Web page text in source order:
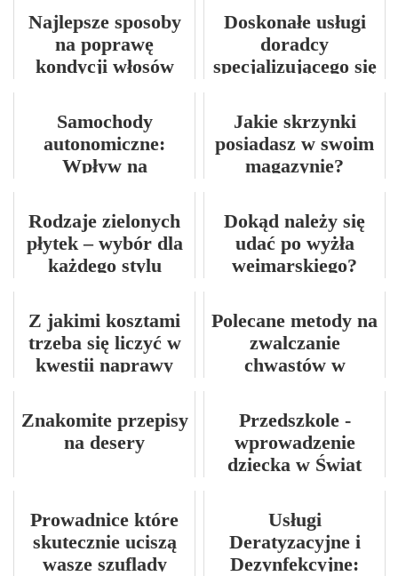
Najlepsze sposoby
na poprawę
kondycji włosów
Doskonałe usługi
doradcy
specjalizującego się
kredytowych
Samochody
autonomiczne:
Wpływ na
przyszłość
transportu
publicznego
Jakie skrzynki
posiadasz w swoim
magazynie?
Rodzaje zielonych
płytek – wybór dla
każdego stylu
Dokąd należy się
udać po wyżła
weimarskiego?
Z jakimi kosztami
trzeba się liczyć w
kwestii naprawy
Polecane metody na
zwalczanie
chwastów w
Znakomite przepisy
na desery
Przedszkole -
wprowadzenie
dziecka w Świat
społecznego
Prowadnice które
skutecznie uciszą
wasze szuflady
Usługi
Deratyzacyjne i
Dezynfekcyjne: